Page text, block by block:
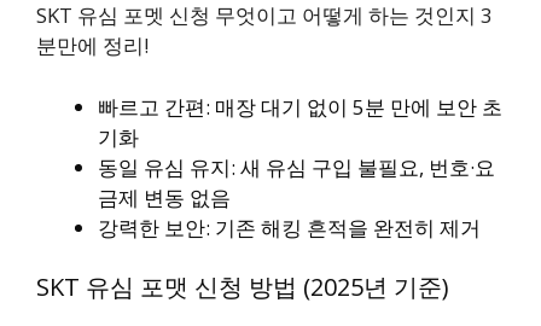
SKT 유심 포멧 신청 무엇이고 어떻게 하는 것인지 3
분만에 정리!
빠르고 간편: 매장 대기 없이 5분 만에 보안 초
기화
동일 유심 유지: 새 유심 구입 불필요, 번호·요
금제 변동 없음
강력한 보안: 기존 해킹 흔적을 완전히 제거
SKT 유심 포맷 신청 방법 (2025년 기준)